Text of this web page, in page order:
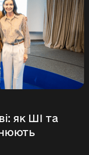
як ШІ та